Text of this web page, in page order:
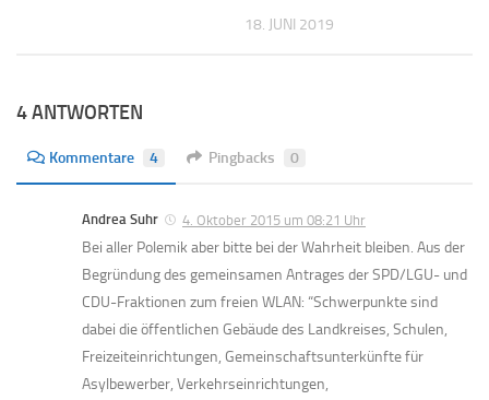
18. JUNI 2019
4 ANTWORTEN
Kommentare 4 Pingbacks 0
Andrea Suhr 4. Oktober 2015 um 08:21 Uhr
Bei aller Polemik aber bitte bei der Wahrheit bleiben. Aus der
Begründung des gemeinsamen Antrages der SPD/LGU- und
CDU-Fraktionen zum freien WLAN: “Schwerpunkte sind
dabei die öffentlichen Gebäude des Landkreises, Schulen,
Freizeiteinrichtungen, Gemeinschaftsunterkünfte für
Asylbewerber, Verkehrseinrichtungen,